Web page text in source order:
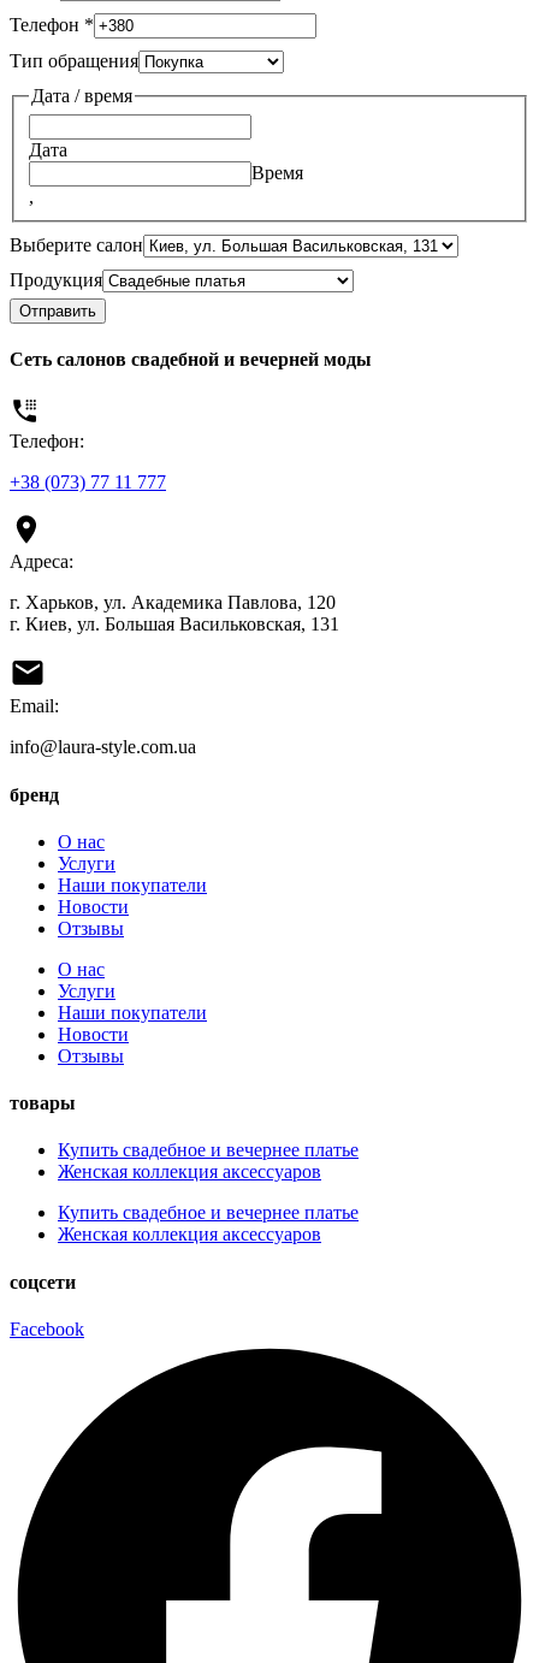
Телефон *
Тип обращения
Дата / время
Дата
Время
,
Выберите салон
Продукция
Отправить
Сеть салонов свадебной и вечерней моды
Телефон:
+38 (073) 77 11 777
Адреса:
г. Харьков, ул. Академика Павлова, 120
г. Киев, ул. Большая Васильковская, 131
Email:
info@laura-style.com.ua
бренд
О нас
Услуги
Наши покупатели
Новости
Отзывы
О нас
Услуги
Наши покупатели
Новости
Отзывы
товары
Купить свадебное и вечернее платье
Женская коллекция аксессуаров
Купить свадебное и вечернее платье
Женская коллекция аксессуаров
соцсети
Facebook